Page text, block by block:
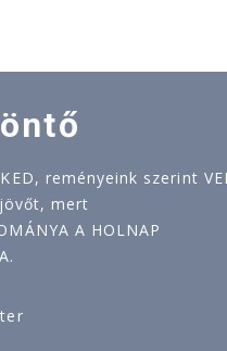
reményeink szerint
mert
A HOLNAP